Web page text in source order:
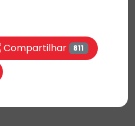
Compartilhar 811